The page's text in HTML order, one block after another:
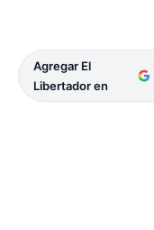
Agregar El
Libertador en